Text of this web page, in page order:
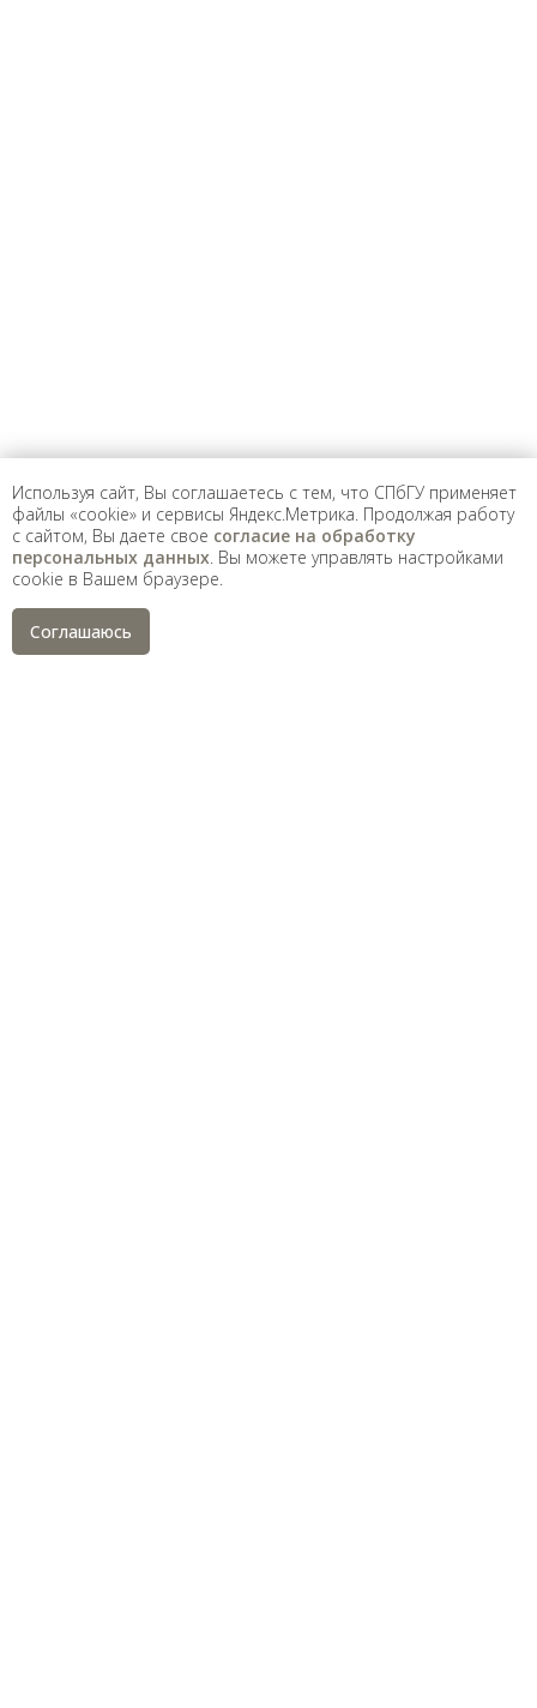
Используя сайт, Вы соглашаетесь с тем, что СПбГУ применяет
файлы «cookie» и сервисы Яндекс.Метрика. Продолжая работу
с сайтом, Вы даете свое согласие на обработку
персональных данных . Вы можете управлять настройками
cookie в Вашем браузере.
Соглашаюсь